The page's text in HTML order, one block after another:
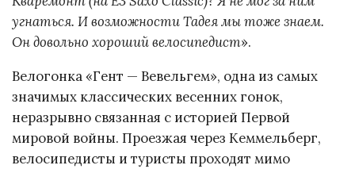
угнаться. И возможности Тадея мы тоже знаем.
Он довольно хороший велосипедист».
Велогонка «Гент — Вевельгем», одна из самых
значимых классических весенних гонок,
неразрывно связанная с историей Первой
мировой войны. Проезжая через Кеммельберг,
велосипедисты и туристы проходят мимо